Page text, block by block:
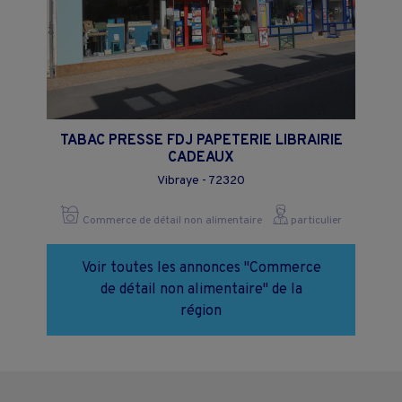
TABAC PRESSE FDJ PAPETERIE LIBRAIRIE
CADEAUX
Vibraye - 72320
Commerce de détail non alimentaire particulier
Voir toutes les annonces "Commerce
de détail non alimentaire" de la
région